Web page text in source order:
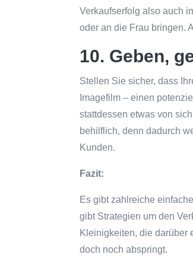
Verkaufserfolg also auch
oder an die Frau bringen.
10. Geben,
Stellen Sie sicher, dass
Imagefilm – einen
stattdessen etwas von
behilflich, denn dadurch
Kunden.
Fazit:
Es gibt zahlreiche
gibt Strategien um den
Kleinigkeiten, die darüber
doch noch abspringt.